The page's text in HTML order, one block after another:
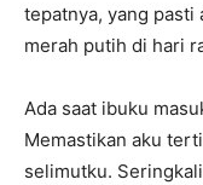
tepatnya, yang pasti
merah putih di hari
Ada saat ibuku
Memastikan aku
selimutku.